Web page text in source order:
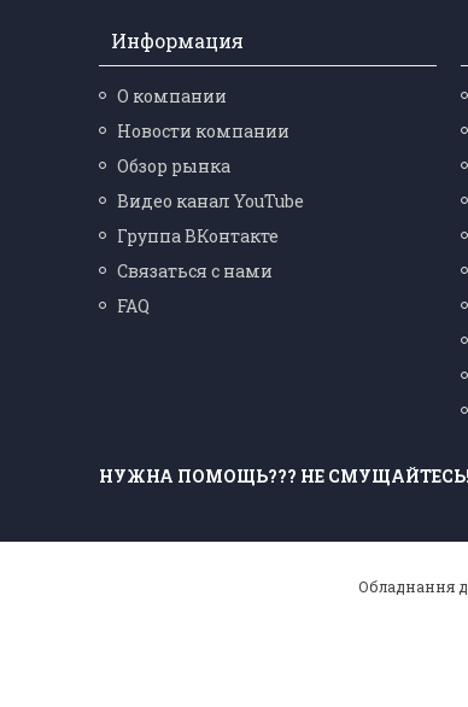
Информация
О компании
Новости компании
Обзор рынка
Видео канал YouTube
Группа ВКонтакте
Связаться с нами
FAQ
НУЖНА ПОМОЩЬ??? НЕ